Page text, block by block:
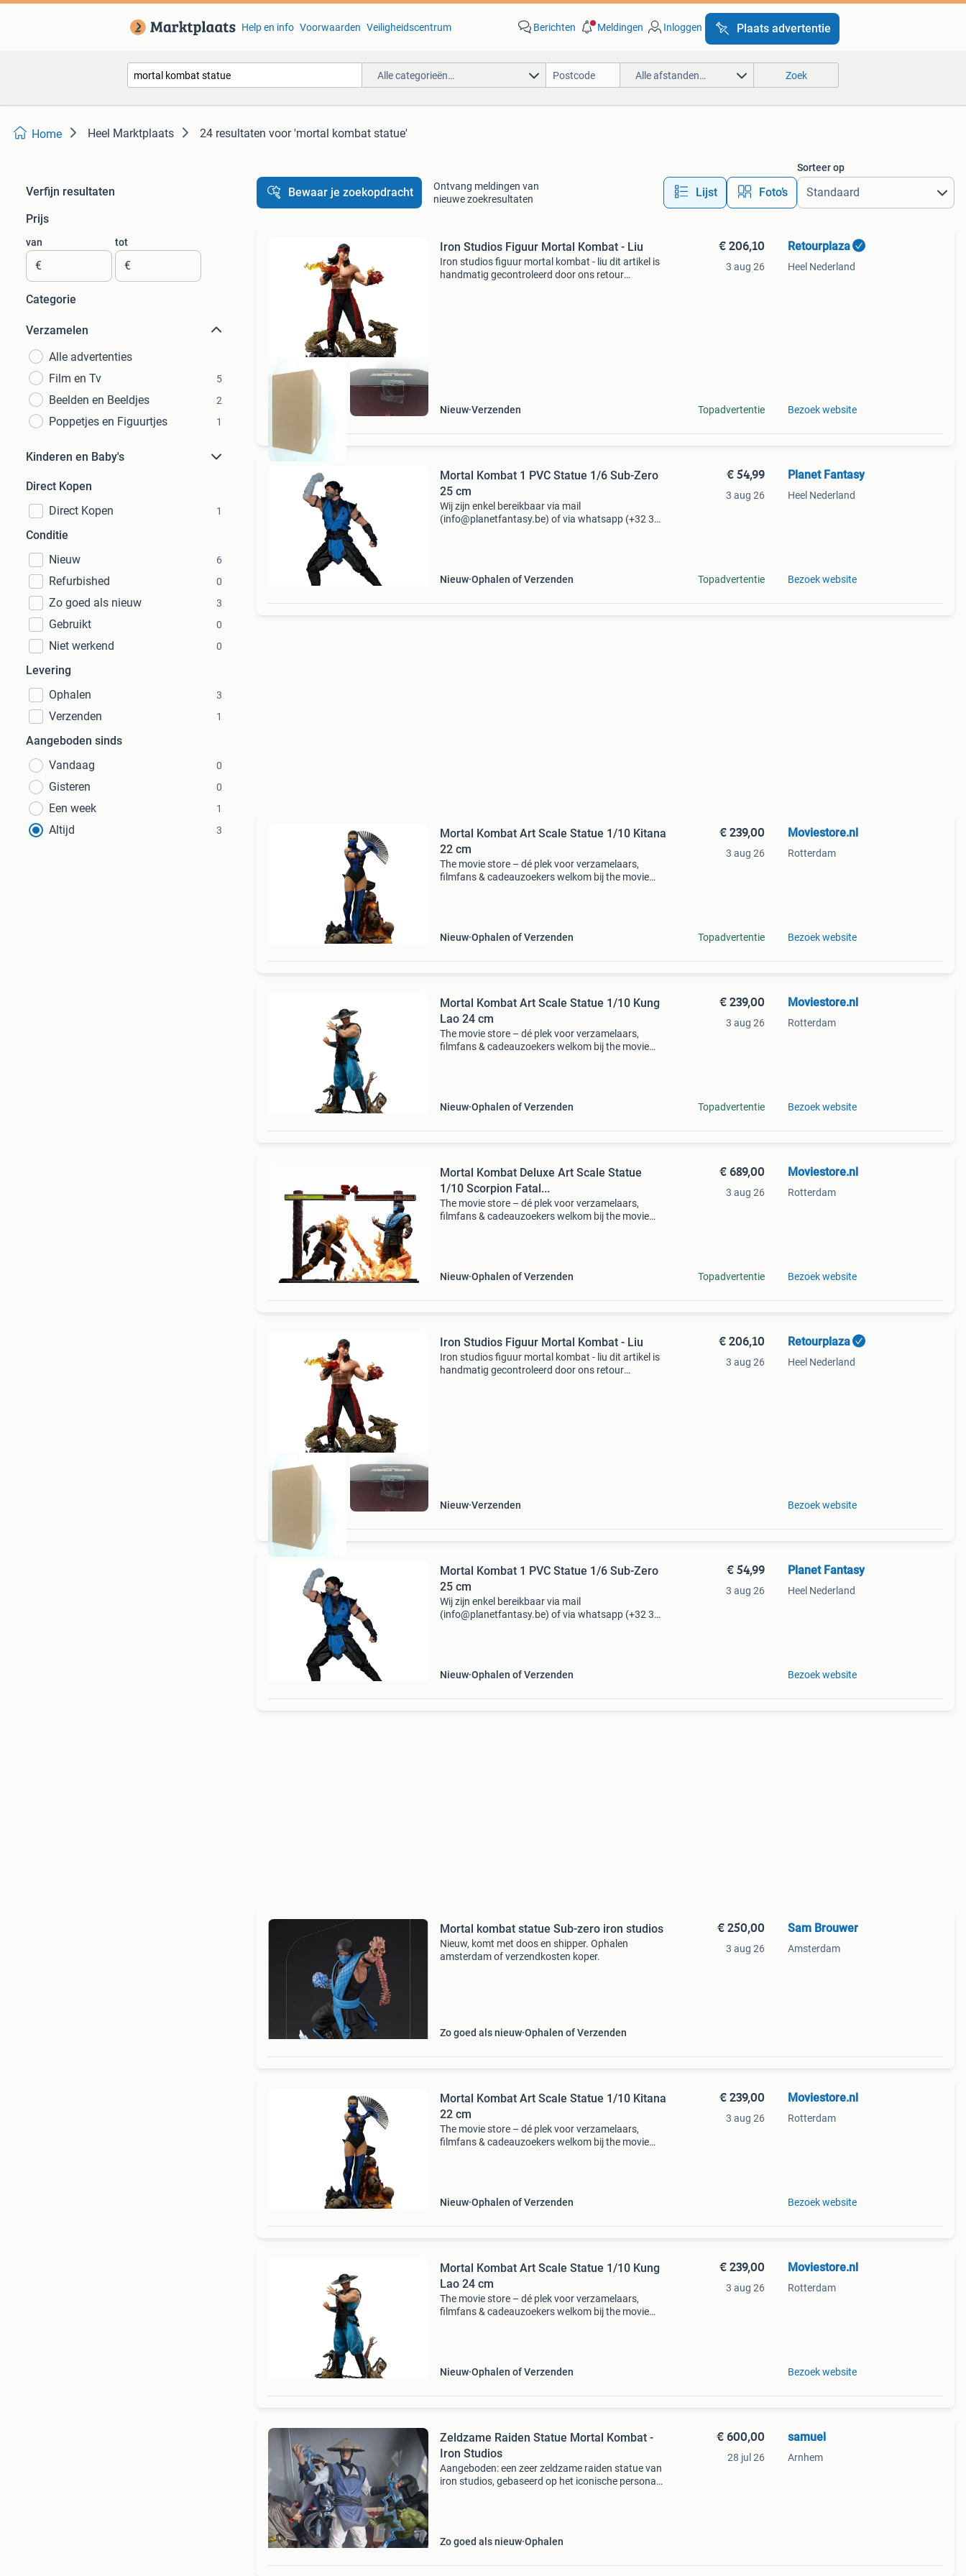
Help en info Voorwaarden Veiligheidscentrum Berichten Meldingen Inloggen Plaats advertentie
Alle categorieën… Alle afstanden… Zoek
Home Heel Marktplaats 24 resultaten voor 'mortal kombat statue'
Verfijn resultaten
Prijs
van
€
tot
€
Categorie
Verzamelen
Alle advertenties
Film en Tv
5
Beelden en Beeldjes 2
Poppetjes en Figuurtjes 1
Kinderen en Baby's
Direct Kopen
Direct Kopen
1
Conditie
Nieuw
6
Refurbished 0
Zo goed als nieuw 3
Gebruikt 0
Niet werkend 0
Levering
Ophalen
3
Verzenden 1
Aangeboden sinds
Vandaag
0
Gisteren 0
Een week 1
Altijd 3
Bewaar je zoekopdracht
Ontvang meldingen van
nieuwe zoekresultaten
Lijst Foto’s
Sorteer op
Iron Studios Figuur Mortal Kombat - Liu
Iron studios figuur mortal kombat - liu dit artikel is
handmatig gecontroleerd door ons retour
Nieuw Verzenden
€ 206,10
3 aug 26
Topadvertentie
Retourplaza
Heel Nederland
Bezoek website
Mortal Kombat 1 PVC Statue 1/6 Sub-Zero
25 cm
Wij zijn enkel bereikbaar via mail
(info@planetfantasy.be) of via whatsapp (+32 3
Nieuw Ophalen of Verzenden
€ 54,99
3 aug 26
Topadvertentie
Planet Fantasy
Heel Nederland
Bezoek website
Mortal Kombat Art Scale Statue 1/10 Kitana
22 cm
The movie store – dé plek voor verzamelaars,
filmfans & cadeauzoekers welkom bij the movie
Nieuw Ophalen of Verzenden
€ 239,00
3 aug 26
Topadvertentie
Moviestore.nl
Rotterdam
Bezoek website
Mortal Kombat Art Scale Statue 1/10 Kung
Lao 24 cm
The movie store – dé plek voor verzamelaars,
filmfans & cadeauzoekers welkom bij the movie
Nieuw Ophalen of Verzenden
€ 239,00
3 aug 26
Topadvertentie
Moviestore.nl
Rotterdam
Bezoek website
Mortal Kombat Deluxe Art Scale Statue
1/10 Scorpion Fatal...
The movie store – dé plek voor verzamelaars,
filmfans & cadeauzoekers welkom bij the movie
Nieuw Ophalen of Verzenden
€ 689,00
3 aug 26
Topadvertentie
Moviestore.nl
Rotterdam
Bezoek website
Iron Studios Figuur Mortal Kombat - Liu
Iron studios figuur mortal kombat - liu dit artikel is
handmatig gecontroleerd door ons retour
Nieuw Verzenden
€ 206,10
3 aug 26
Retourplaza
Heel Nederland
Bezoek website
Mortal Kombat 1 PVC Statue 1/6 Sub-Zero
25 cm
Wij zijn enkel bereikbaar via mail
(info@planetfantasy.be) of via whatsapp (+32 3
Nieuw Ophalen of Verzenden
€ 54,99
3 aug 26
Planet Fantasy
Heel Nederland
Bezoek website
Mortal kombat statue Sub-zero iron studios
Nieuw, komt met doos en shipper. Ophalen
amsterdam of verzendkosten koper.
Zo goed als nieuw Ophalen of Verzenden
€ 250,00
3 aug 26
Sam Brouwer
Amsterdam
Mortal Kombat Art Scale Statue 1/10 Kitana
22 cm
The movie store – dé plek voor verzamelaars,
filmfans & cadeauzoekers welkom bij the movie
Nieuw Ophalen of Verzenden
€ 239,00
3 aug 26
Moviestore.nl
Rotterdam
Bezoek website
Mortal Kombat Art Scale Statue 1/10 Kung
Lao 24 cm
The movie store – dé plek voor verzamelaars,
filmfans & cadeauzoekers welkom bij the movie
Nieuw Ophalen of Verzenden
€ 239,00
3 aug 26
Moviestore.nl
Rotterdam
Bezoek website
Zeldzame Raiden Statue Mortal Kombat -
Iron Studios
Aangeboden: een zeer zeldzame raiden statue van
iron studios, gebaseerd op het iconische personage
Zo goed als nieuw Ophalen
€ 600,00
28 jul 26
samuel
Arnhem